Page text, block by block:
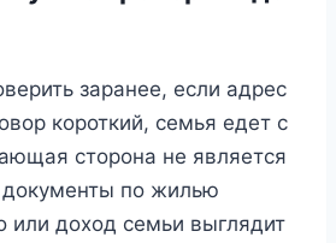
заранее, если адрес
короткий, семья едет с
сторона не является
документы по жилью
или доход семьи выглядит